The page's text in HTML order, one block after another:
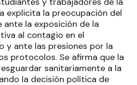
explicita la preocupación del
la exposición de la
al contagio en el
y ante las presiones por la
protocolos. Se afirma que la
sanitariamente a la
la decisión política de